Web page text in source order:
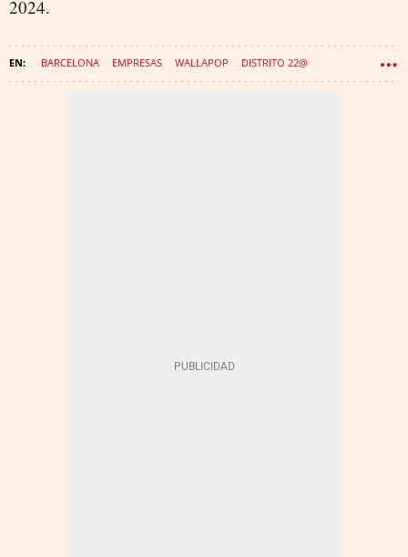
2024.
BARCELONA EMPRESAS WALLAPOP DISTRITO 22@